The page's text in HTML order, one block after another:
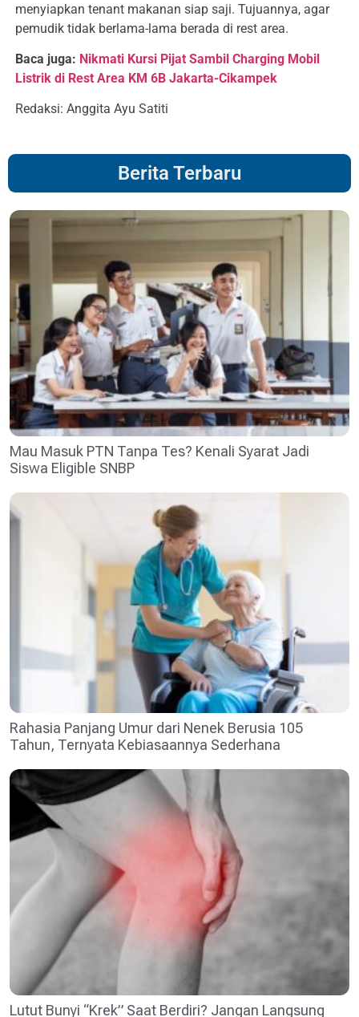
menyiapkan tenant makanan siap saji. Tujuannya, agar
pemudik tidak berlama-lama berada di rest area.
Baca juga: Nikmati Kursi Pijat Sambil Charging Mobil
Listrik di Rest Area KM 6B Jakarta-Cikampek
Redaksi: Anggita Ayu Satiti
Berita Terbaru
Mau Masuk PTN Tanpa Tes? Kenali Syarat Jadi
Siswa Eligible SNBP
Rahasia Panjang Umur dari Nenek Berusia 105
Tahun, Ternyata Kebiasaannya Sederhana
Lutut Bunyi “Krek” Saat Berdiri? Jangan Langsung